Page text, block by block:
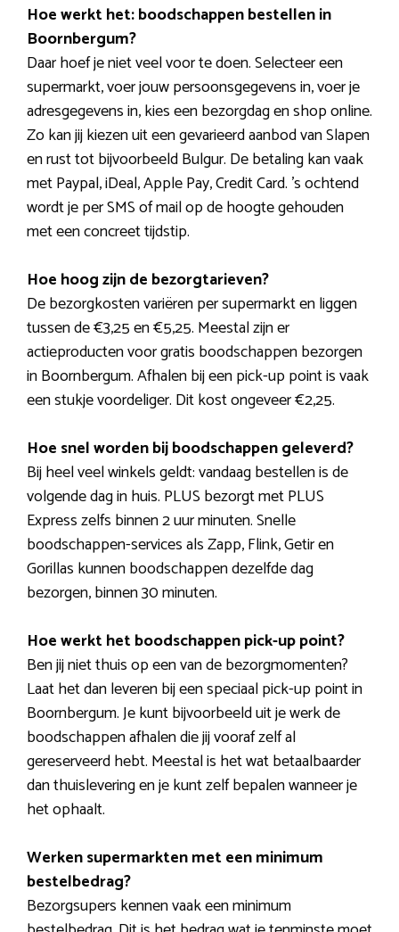
Hoe werkt het: boodschappen bestellen in
Boornbergum?
Daar hoef je niet veel voor te doen. Selecteer een
supermarkt, voer jouw persoonsgegevens in, voer je
adresgegevens in, kies een bezorgdag en shop online.
Zo kan jij kiezen uit een gevarieerd aanbod van Slapen
en rust tot bijvoorbeeld Bulgur. De betaling kan vaak
met Paypal, iDeal, Apple Pay, Credit Card. ’s ochtend
wordt je per SMS of mail op de hoogte gehouden
met een concreet tijdstip.
Hoe hoog zijn de bezorgtarieven?
De bezorgkosten variëren per supermarkt en liggen
tussen de €3,25 en €5,25. Meestal zijn er
actieproducten voor gratis boodschappen bezorgen
in Boornbergum. Afhalen bij een pick-up point is vaak
een stukje voordeliger. Dit kost ongeveer €2,25.
Hoe snel worden bij boodschappen geleverd?
Bij heel veel winkels geldt: vandaag bestellen is de
volgende dag in huis. PLUS bezorgt met PLUS
Express zelfs binnen 2 uur minuten. Snelle
boodschappen-services als Zapp, Flink, Getir en
Gorillas kunnen boodschappen dezelfde dag
bezorgen, binnen 30 minuten.
Hoe werkt het boodschappen pick-up point?
Ben jij niet thuis op een van de bezorgmomenten?
Laat het dan leveren bij een speciaal pick-up point in
Boornbergum. Je kunt bijvoorbeeld uit je werk de
boodschappen afhalen die jij vooraf zelf al
gereserveerd hebt. Meestal is het wat betaalbaarder
dan thuislevering en je kunt zelf bepalen wanneer je
het ophaalt.
Werken supermarkten met een minimum
bestelbedrag?
Bezorgsupers kennen vaak een minimum